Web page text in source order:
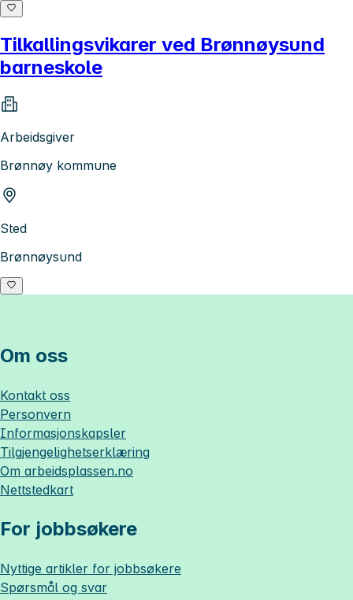
Tilkallingsvikarer ved Brønnøysund
barneskole
Arbeidsgiver
Brønnøy kommune
Sted
Brønnøysund
Om oss
Kontakt oss
Personvern
Informasjonskapsler
Tilgjengelighetserklæring
Om arbeidsplassen.no
Nettstedkart
For jobbsøkere
Nyttige artikler for jobbsøkere
Spørsmål og svar